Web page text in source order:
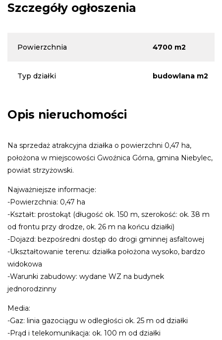
Szczegóły ogłoszenia
Powierzchnia 4700 m2
Typ działki budowlana m2
Opis nieruchomości
Na sprzedaż atrakcyjna działka o powierzchni 0,47 ha,
położona w miejscowości Gwoźnica Górna, gmina Niebylec,
powiat strzyżowski.
Najważniejsze informacje:
-Powierzchnia: 0,47 ha
-Kształt: prostokąt (długość ok. 150 m, szerokość: ok. 38 m
od frontu przy drodze, ok. 26 m na końcu działki)
-Dojazd: bezpośredni dostęp do drogi gminnej asfaltowej
-Ukształtowanie terenu: działka położona wysoko, bardzo
widokowa
-Warunki zabudowy: wydane WZ na budynek
jednorodzinny
Media:
-Gaz: linia gazociągu w odległości ok. 25 m od działki
-Prąd i telekomunikacja: ok. 100 m od działki